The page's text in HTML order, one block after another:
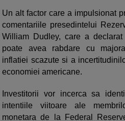
Un alt factor care a impulsionat
comentariile presedintelui
William Dudley, care a
poate avea rabdare cu
inflatiei scazute si a
economiei americane.
Investitorii vor incerca sa
intentiile viitoare ale
monetara de la Federal